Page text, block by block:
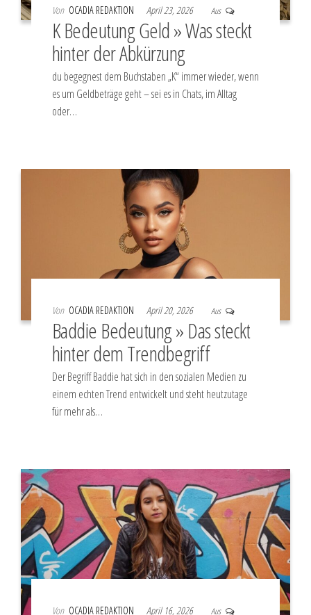
Von OCADIA REDAKTION April 23, 2026 Aus
K Bedeutung Geld » Was steckt
hinter der Abkürzung
du begegnest dem Buchstaben „K“ immer wieder, wenn
es um Geldbeträge geht – sei es in Chats, im Alltag
oder…
Von OCADIA REDAKTION April 20, 2026 Aus
Baddie Bedeutung » Das steckt
hinter dem Trendbegriff
Der Begriff Baddie hat sich in den sozialen Medien zu
einem echten Trend entwickelt und steht heutzutage
für mehr als…
Von OCADIA REDAKTION April 16, 2026 Aus